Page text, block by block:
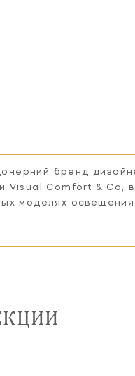
бренд
Visual Comfort & Co,
моделях освещения.